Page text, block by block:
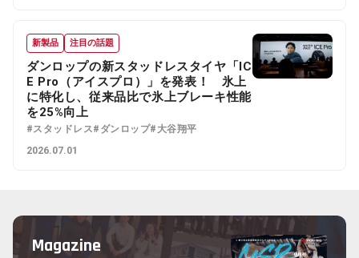
新製品 注目の話題
ダンロップの新スタッドレスタイヤ「IC
E Pro（アイスプロ）」を発表！ 氷上
に特化し、従来品比で氷上ブレーキ性能
を25%向上
#スタッドレス#ダンロップ#大谷翔平
2026.07.01
Magazine